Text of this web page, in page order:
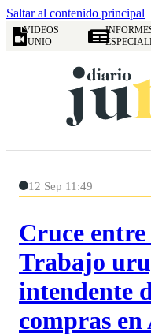
Saltar al contenido principal
VIDEOS
JUNIO
12 Sep 11:49
Cruce
Trabajo
intendente
compras